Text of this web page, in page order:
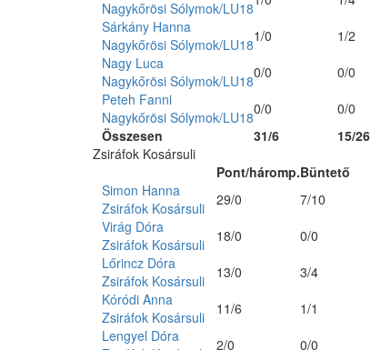
Összesen 31/6 15/26
Nagykőrösi Sólymok/LU18
Sárkány Hanna
Nagykőrösi Sólymok/LU181/0
1/2
Nagy Luca
Nagykőrösi Sólymok/LU180/0
0/0
Peteh Fanni
Nagykőrösi Sólymok/LU180/0 0/0
Zsiráfok Kosársuli
Pont/háromp.Büntető
Simon Hanna
Zsiráfok Kosársuli
29/0
7/10
Virág Dóra
Zsiráfok Kosársuli
18/0
0/0
Lőrincz Dóra
Zsiráfok Kosársuli
13/0
3/4
Kóródi Anna
Zsiráfok Kosársuli
11/6
1/1
Lengyel Dóra
2/0
0/0